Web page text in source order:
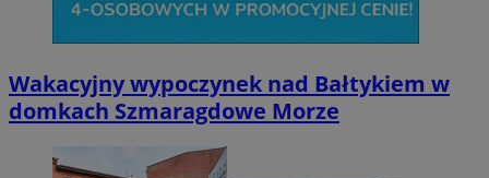
Wakacyjny wypoczynek nad Bałtykiem w
domkach Szmaragdowe Morze